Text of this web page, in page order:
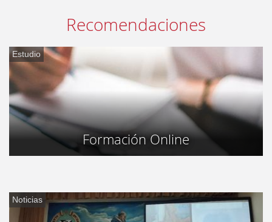
Recomendaciones
Estudio
Formación Online
Noticias